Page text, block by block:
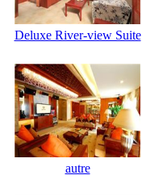
Deluxe River-view Suite
autre